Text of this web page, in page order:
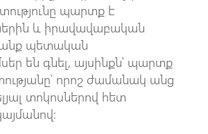
պարտք է
և իրավավաբական
պետական
են գնել, այսինքն՝ պարտք
որոշ ժամանակ անց
տոկոսներով հետ